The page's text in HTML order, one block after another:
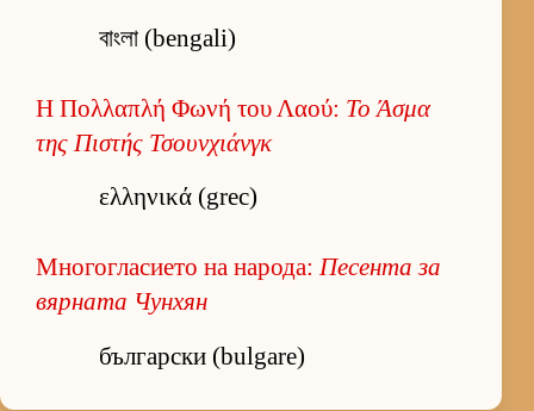
বাংলা (bengali)
Η Πολλαπλή Φωνή του Λαού: Το Άσμα
της Πιστής Τσουνχιάνγκ
ελληνικά (grec)
Многогласието на народа: Песента за
вярната Чунхян
български (bulgare)